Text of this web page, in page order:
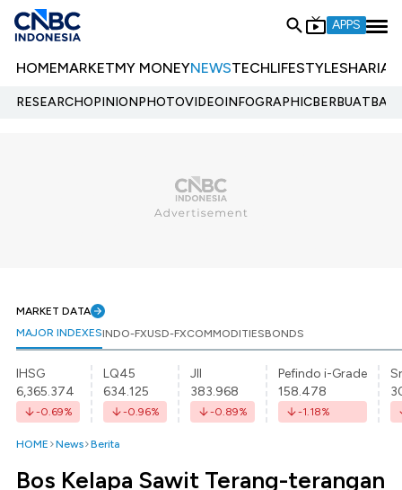
APPS
HOMEMARKETMY MONEYNEWSTECHLIFESTYLESHARIA
RESEARCHOPINIONPHOTOVIDEOINFOGRAPHIC
MARKET DATA
MAJOR INDEXESINDO-FXUSD-FXCOMMODITIESBONDS
IHSG
6,365.374
-0.69%
LQ45
634.125
-0.96%
JII
383.968
-0.89%
Pefindo i-Grade
158.478
-1.18%
HOME News Berita
Bos Kelapa Sawit Terang-terangan